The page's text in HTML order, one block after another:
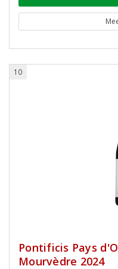
10
Pontificis Pays
Mourvèdre 2024